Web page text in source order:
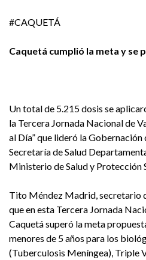
#CAQUETÁ
Caquetá cumplió la meta y se
Un total de 5.215 dosis se
la Tercera Jornada Nacional de
al Día” que lideró la Gobernación
Secretaría de Salud
Ministerio de Salud y Protección
Tito Méndez Madrid, secretario
que en esta Tercera Jornada
Caquetá superó la meta
menores de 5 años para los
(Tuberculosis Meníngea), Triple